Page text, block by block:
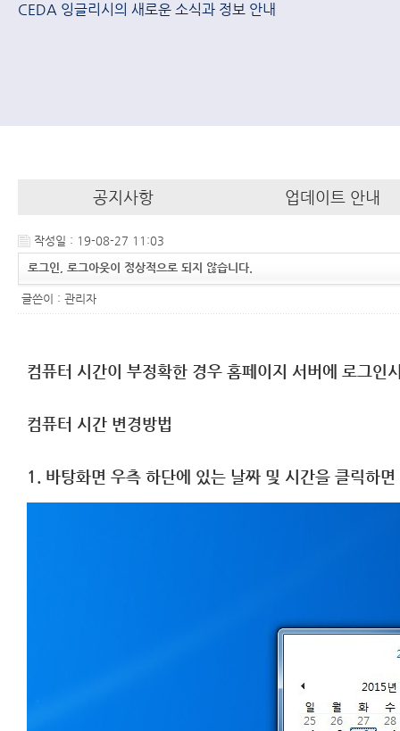
CEDA 잉글리시의 새로운 소식과 정보 안내
공지사항 업데이트 안내
작성일 : 19-08-27 11:03
로그인, 로그아웃이 정상적으로 되지 않습니다.
글쓴이 : 관리자
컴퓨터 시간이 부정확한 경우 홈페이지 서버에 로그인
컴퓨터 시간 변경방법
1. 바탕화면 우측 하단에 있는 날짜 및 시간을 클릭하